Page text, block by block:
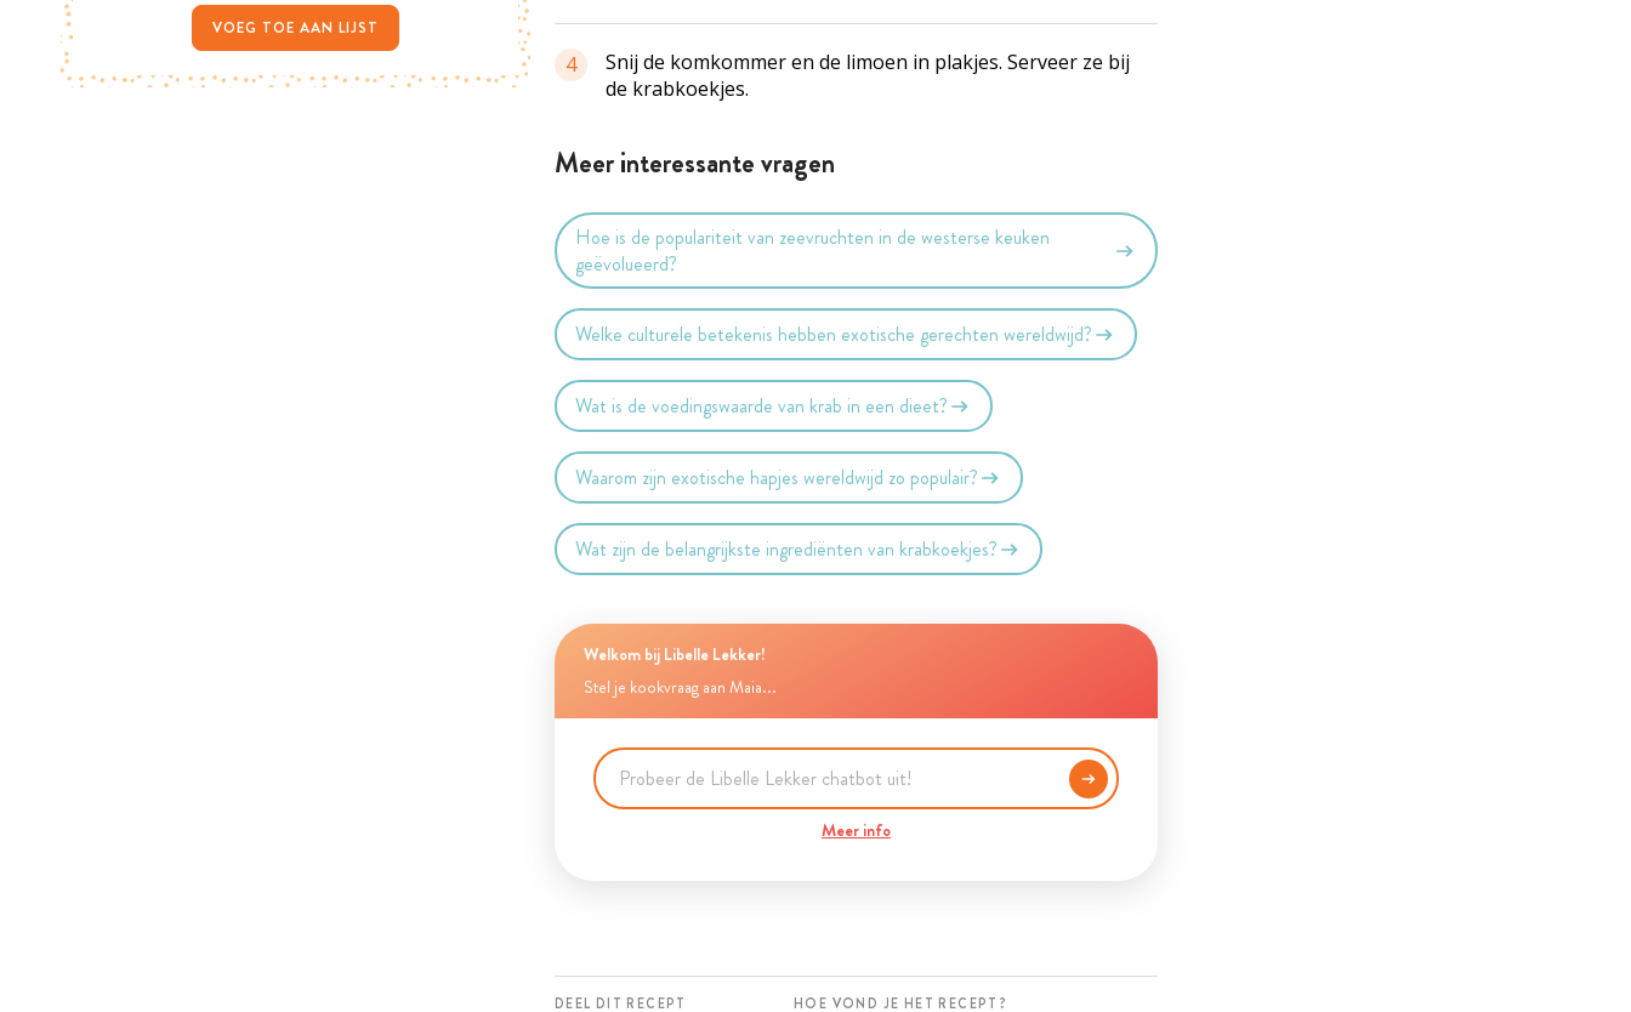
4
Snij de komkommer en de limoen in plakjes. Serveer ze bij
de krabkoekjes.
Meer interessante vragen
Hoe is de populariteit van zeevruchten in de westerse keuken
geëvolueerd?
Welke culturele betekenis hebben exotische gerechten wereldwijd?
Wat is de voedingswaarde van krab in een dieet?
Waarom zijn exotische hapjes wereldwijd zo populair?
Wat zijn de belangrijkste ingrediënten van krabkoekjes?
Welkom bij Libelle Lekker!
Stel je kookvraag aan Maia...
Meer info
DEEL DIT RECEPT HOE VOND JE HET RECEPT?
VOEG TOE AAN LIJST